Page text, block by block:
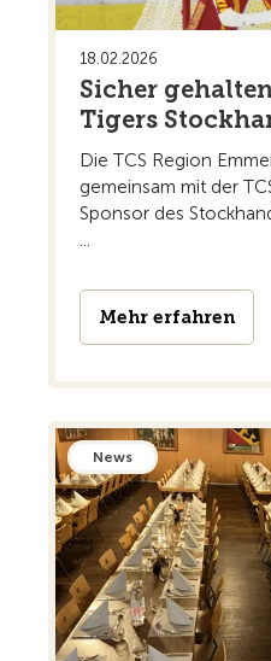
18.02.2026
Sicher
Tigers
Die TCS Region
gemeinsam mit der
Sponsor des
...
Mehr erfahren
News